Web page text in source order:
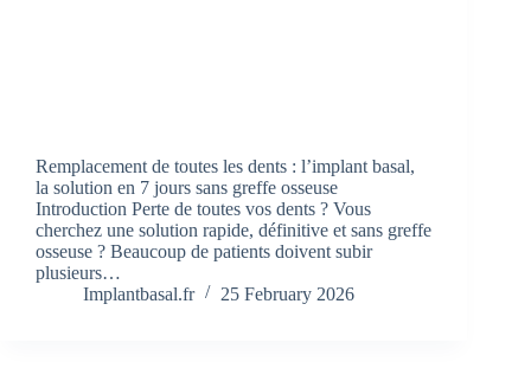
Remplacement de toutes les dents : l’implant basal,
la solution en 7 jours sans greffe osseuse
Introduction Perte de toutes vos dents ? Vous
cherchez une solution rapide, définitive et sans greffe
osseuse ? Beaucoup de patients doivent subir
plusieurs…
Implantbasal.fr
25 February 2026